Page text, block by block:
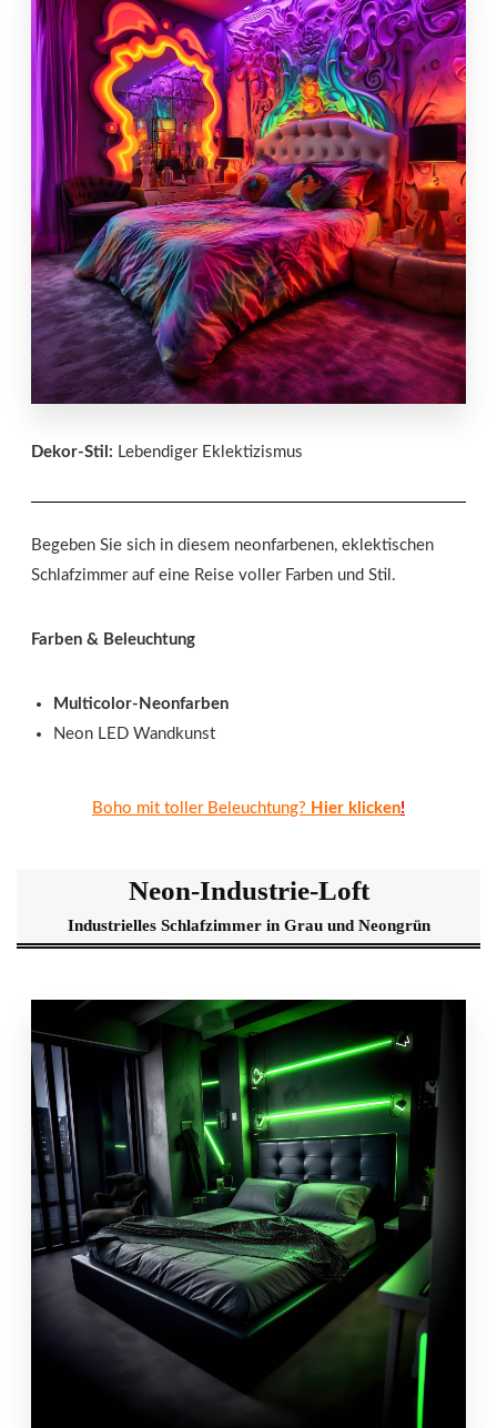
Dekor-Stil: Lebendiger Eklektizismus
Begeben Sie sich in diesem neonfarbenen, eklektischen
Schlafzimmer auf eine Reise voller Farben und Stil.
Farben & Beleuchtung
Multicolor-Neonfarben
Neon LED Wandkunst
Boho mit toller Beleuchtung? Hier klicken!
Neon-Industrie-Loft
Industrielles Schlafzimmer in Grau und Neongrün